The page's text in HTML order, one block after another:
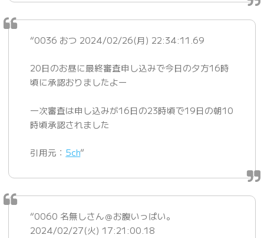
“0036 おつ 2024/02/26(月) 22:34:11.69
20日のお昼に最終審査申し込みで今日の夕方16時
頃に承認おりましたよー
一次審査は申し込みが16日の23時頃で19日の朝10
時頃承認されました
引用元： 5ch”
“0060 名無しさん＠お腹いっぱい。
2024/02/27(火) 17:21:00.18